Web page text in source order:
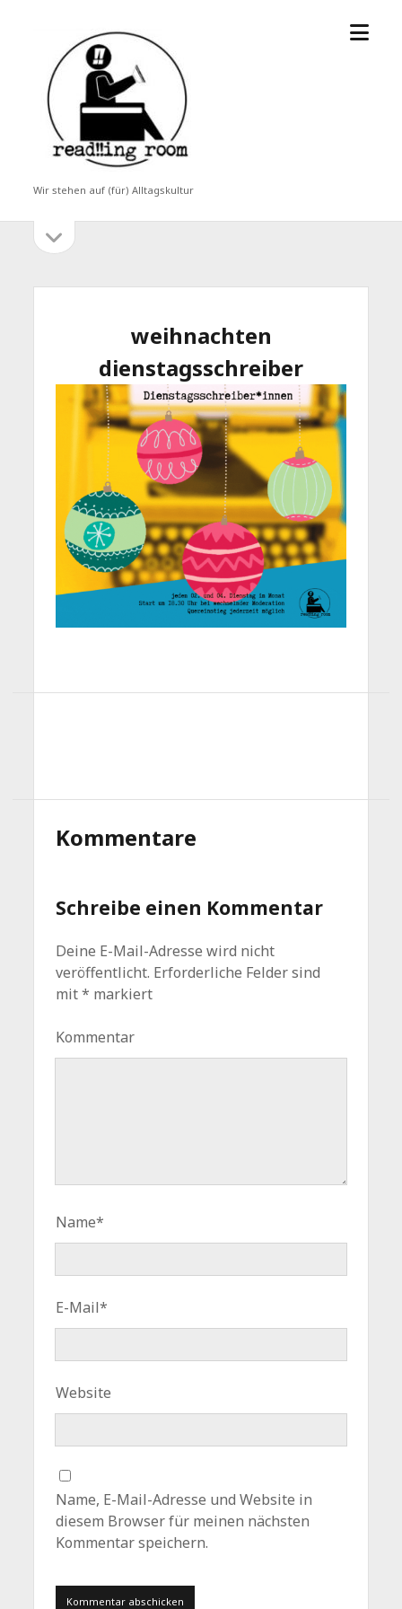
read!!ing
room
Wir stehen auf (für) Alltagskultur
Menü
Seitenleiste
öffnen
weihnachten
dienstagsschreiber
Kommentare
Schreibe einen Kommentar
Deine E-Mail-Adresse wird nicht
veröffentlicht. Erforderliche Felder sind
mit* markiert
Kommentar
Name*
E-Mail*
Website
Name, E-Mail-Adresse und Website in
diesem Browser für meinen nächsten
Kommentar speichern.